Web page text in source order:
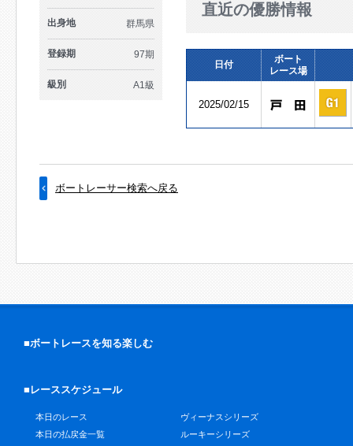
出身地 群馬県
登録期 97期
級別 A1級
直近の優勝情報
日付
ボート
レース場
2025/02/15
ボートレーサー検索へ戻る
■ボートレースを知る楽しむ
■レーススケジュール
本日のレース
本日の払戻金一覧
ヴィーナスシリーズ
ルーキーシリーズ